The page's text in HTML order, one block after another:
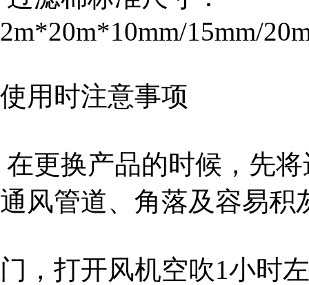
2m*20m*10mm/15mm/
使用时注意事项
在更换产品的时候，先
通风管道、角落及容易积
门，打开风机空吹1小时